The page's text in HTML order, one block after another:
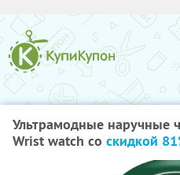
Ультрамодные наручные
Wrist watch со скидкой